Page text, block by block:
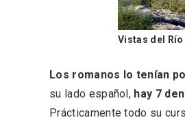
Vistas del
Los romanos lo tenían
su lado español, hay 7
Prácticamente todo su
Enoturismo
Bodega Museo La
Peñafiel